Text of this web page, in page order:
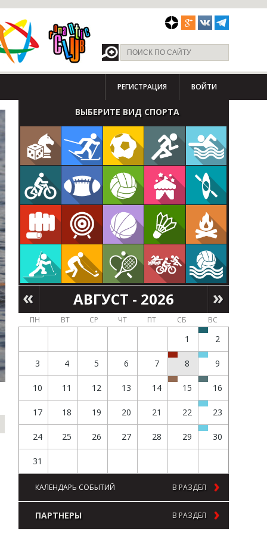
РЕГИСТРАЦИЯ ВОЙТИ
ВЫБЕРИТЕ ВИД СПОРТА
АВГУСТ - 2026
ПН ВТ СР ЧТ ПТ СБ ВС
1 2
3 4 5 6 7 8 9
10 11 12 13 14 15 16
17 18 19 20 21 22 23
24 25 26 27 28 29 30
31
КАЛЕНДАРЬ СОБЫТИЙ В РАЗДЕЛ
ПАРТНЕРЫ В РАЗДЕЛ